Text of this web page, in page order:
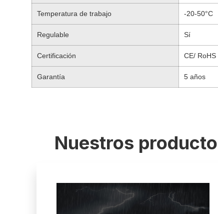
Temperatura de trabajo -20-50°C
Regulable Sí
Certificación CE/ RoHS
Garantía 5 años
Nuestros